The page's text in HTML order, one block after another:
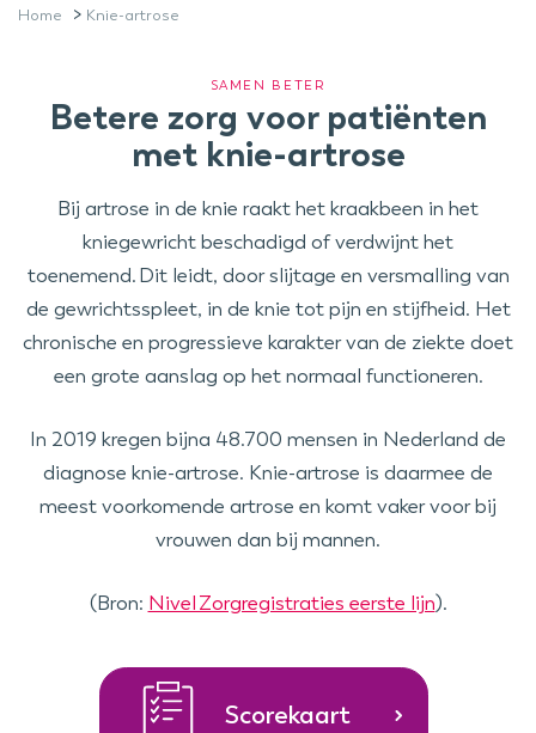
Home > Knie-artrose
SAMEN BETER
Betere zorg voor patiënten
met knie-artrose
Bij artrose in de knie raakt het kraakbeen in het
kniegewricht beschadigd of verdwijnt het
toenemend. Dit leidt, door slijtage en versmalling van
de gewrichtsspleet, in de knie tot pijn en stijfheid. Het
chronische en progressieve karakter van de ziekte doet
een grote aanslag op het normaal functioneren.
In 2019 kregen bijna 48.700 mensen in Nederland de
diagnose knie-artrose. Knie-artrose is daarmee de
meest voorkomende artrose en komt vaker voor bij
vrouwen dan bij mannen.
(Bron: Nivel Zorgregistraties eerste lijn).
Scorekaart